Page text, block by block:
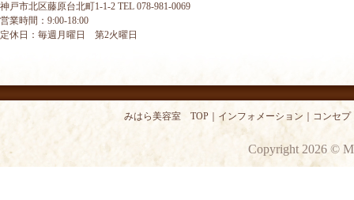
神戸市北区藤原台北町1-1-2 TEL 078-981-0069
営業時間：9:00-18:00
定休日：毎週月曜日 第2火曜日
みはら美容室 TOP インフォメーション コンセプ
Copyright 2026 ©